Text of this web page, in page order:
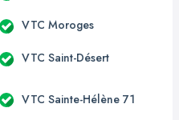
VTC Moroges
VTC Saint-Désert
VTC Sainte-Hélène 71